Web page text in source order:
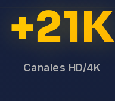
+21K
Canales HD/4K